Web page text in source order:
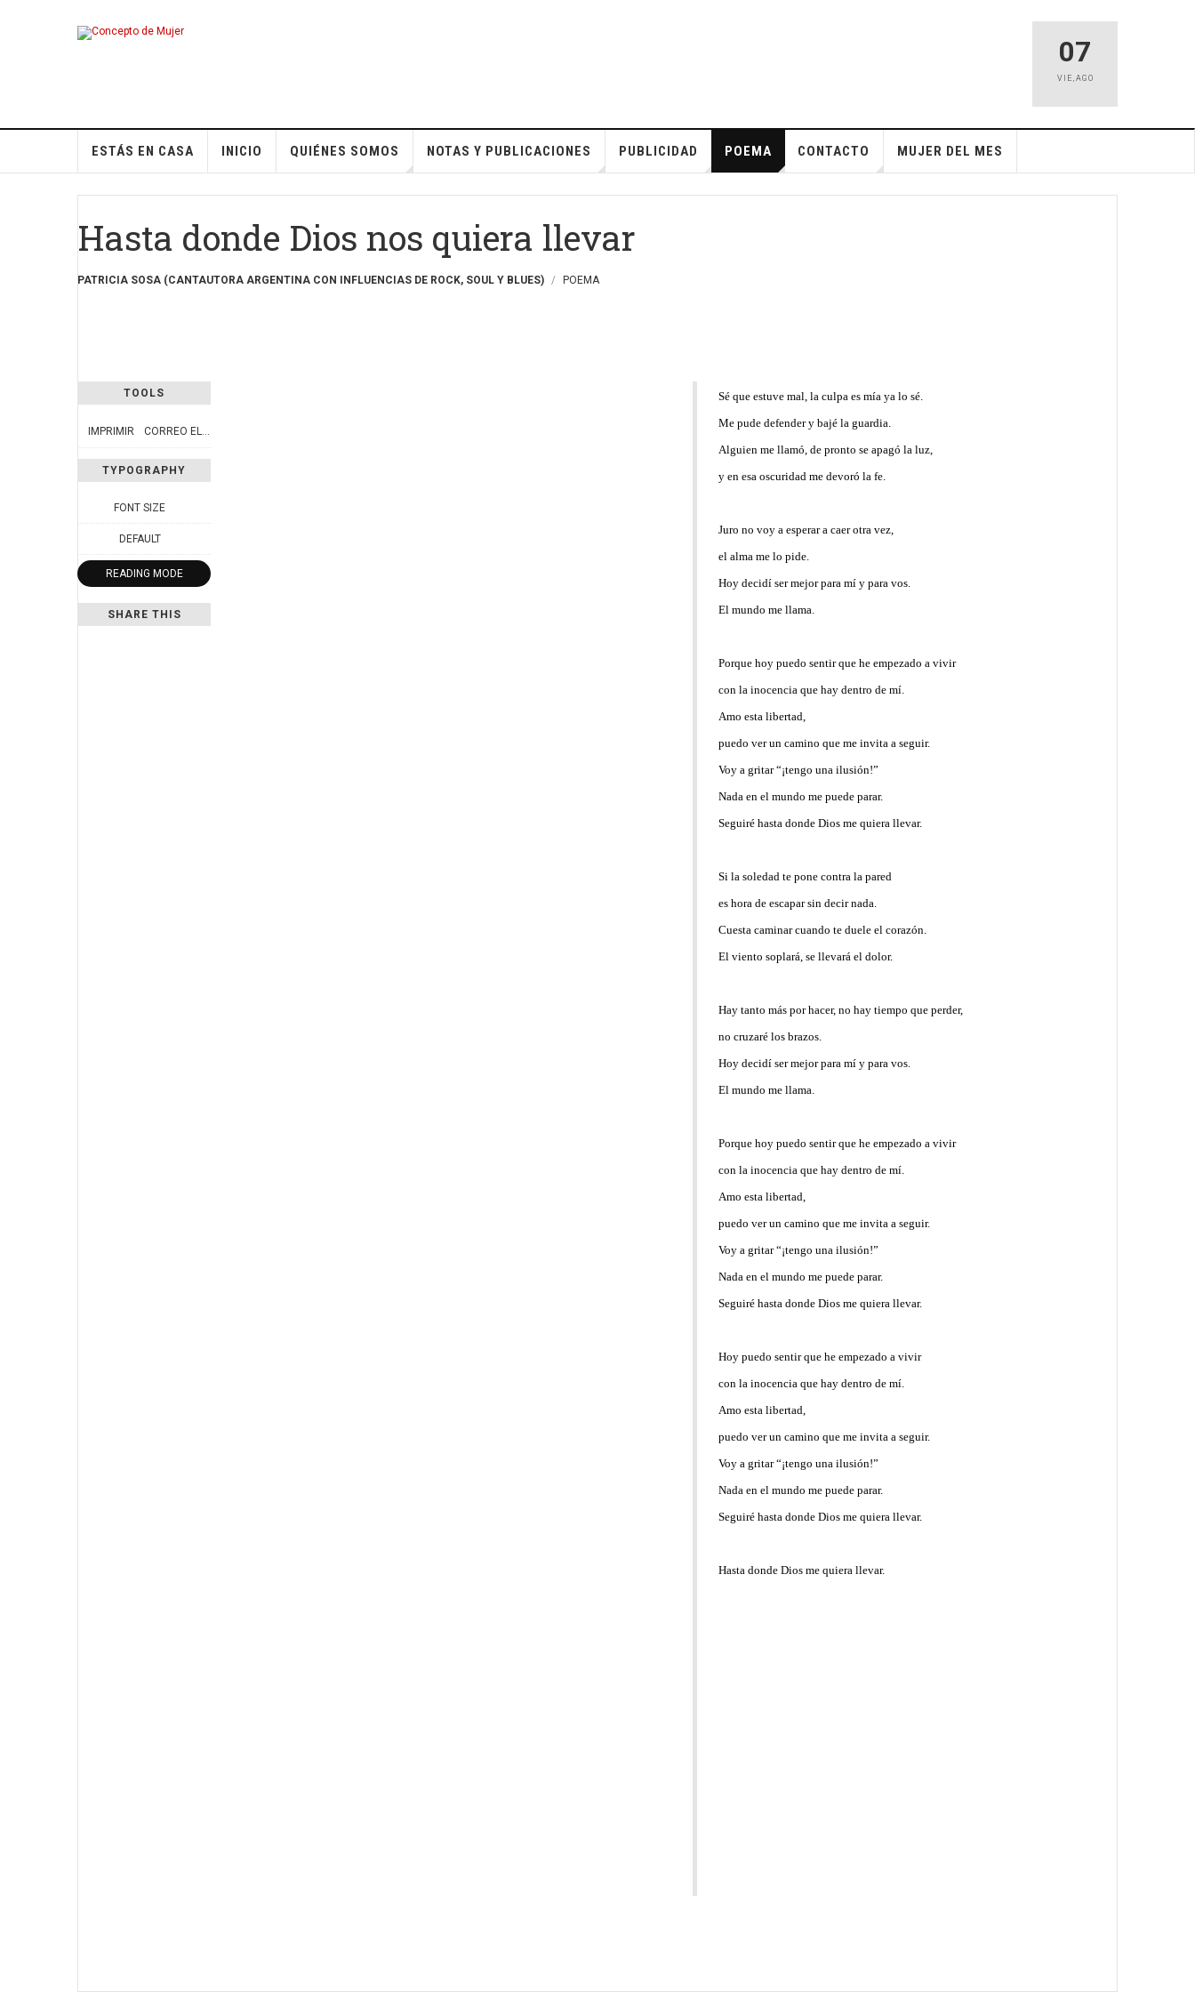
07
VIE , AGO
ESTÁS EN CASA INICIO QUIÉNES SOMOS NOTAS Y PUBLICACIONES PUBLICIDAD POEMA CONTACTO MUJER DEL MES
Hasta donde Dios nos quiera llevar
PATRICIA SOSA (CANTAUTORA ARGENTINA CON INFLUENCIAS DE ROCK, SOUL Y BLUES) POEMA
TOOLS
IMPRIMIR CORREO ELECTRÓNICO
TYPOGRAPHY
FONT SIZE
DEFAULT
READING MODE
SHARE THIS
Sé que estuve mal, la culpa es mía ya lo sé.
Me pude defender y bajé la guardia.
Alguien me llamó, de pronto se apagó la luz,
y en esa oscuridad me devoró la fe.
Juro no voy a esperar a caer otra vez,
el alma me lo pide.
Hoy decidí ser mejor para mí y para vos.
El mundo me llama.
Porque hoy puedo sentir que he empezado a vivir
con la inocencia que hay dentro de mí.
Amo esta libertad,
puedo ver un camino que me invita a seguir.
Voy a gritar “¡tengo una ilusión!”
Nada en el mundo me puede parar.
Seguiré hasta donde Dios me quiera llevar.
Si la soledad te pone contra la pared
es hora de escapar sin decir nada.
Cuesta caminar cuando te duele el corazón.
El viento soplará, se llevará el dolor.
Hay tanto más por hacer, no hay tiempo que perder,
no cruzaré los brazos.
Hoy decidí ser mejor para mí y para vos.
El mundo me llama.
Porque hoy puedo sentir que he empezado a vivir
con la inocencia que hay dentro de mí.
Amo esta libertad,
puedo ver un camino que me invita a seguir.
Voy a gritar “¡tengo una ilusión!”
Nada en el mundo me puede parar.
Seguiré hasta donde Dios me quiera llevar.
Hoy puedo sentir que he empezado a vivir
con la inocencia que hay dentro de mí.
Amo esta libertad,
puedo ver un camino que me invita a seguir.
Voy a gritar “¡tengo una ilusión!”
Nada en el mundo me puede parar.
Seguiré hasta donde Dios me quiera llevar.
Hasta donde Dios me quiera llevar.